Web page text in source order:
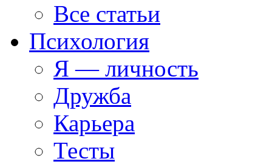
Все статьи
Психология
Я — личность
Дружба
Карьера
Тесты